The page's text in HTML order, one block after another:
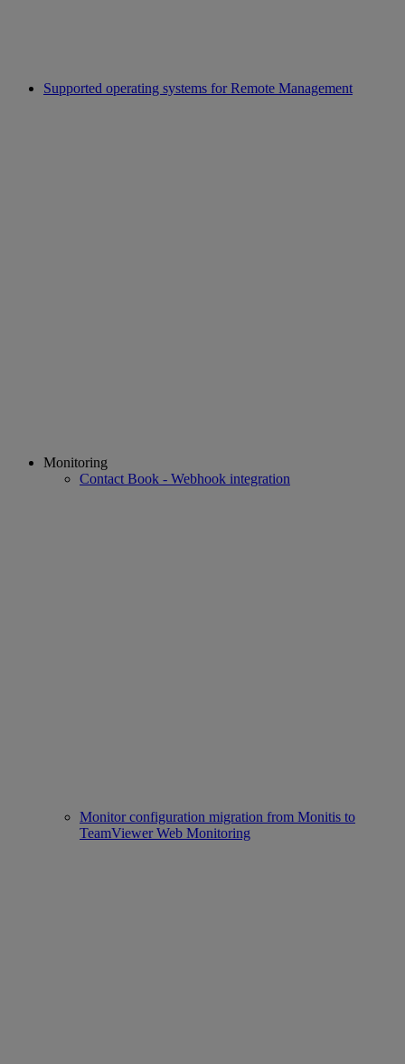
Supported operating systems for Remote Management
Monitoring
Contact Book - Webhook integration
Monitor configuration migration from Monitis to
TeamViewer Web Monitoring